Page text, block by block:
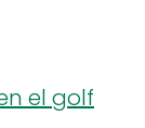
el golf